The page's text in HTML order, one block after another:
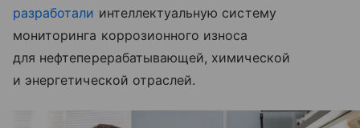
разработали интеллектуальную систему
мониторинга коррозионного износа
для нефтеперерабатывающей, химической
и энергетической отраслей.